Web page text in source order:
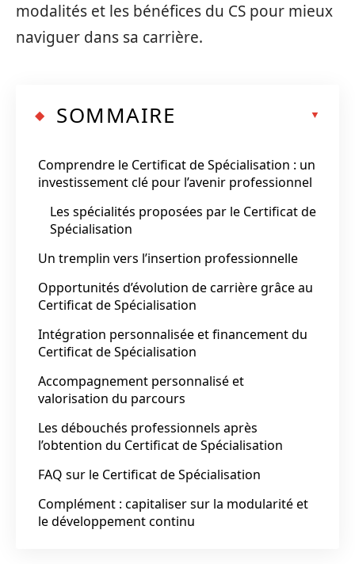
modalités et les bénéfices du CS pour mieux
naviguer dans sa carrière.
SOMMAIRE
Comprendre le Certificat de Spécialisation : un
investissement clé pour l’avenir professionnel
Les spécialités proposées par le Certificat de
Spécialisation
Un tremplin vers l’insertion professionnelle
Opportunités d’évolution de carrière grâce au
Certificat de Spécialisation
Intégration personnalisée et financement du
Certificat de Spécialisation
Accompagnement personnalisé et
valorisation du parcours
Les débouchés professionnels après
l’obtention du Certificat de Spécialisation
FAQ sur le Certificat de Spécialisation
Complément : capitaliser sur la modularité et
le développement continu